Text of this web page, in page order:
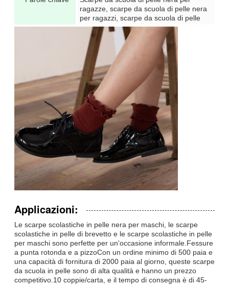
ragazze, scarpe da scuola di pelle nera
per ragazzi, scarpe da scuola di pelle
Applicazioni:
Le scarpe scolastiche in pelle nera per maschi, le scarpe
scolastiche in pelle di brevetto e le scarpe scolastiche in pelle
per maschi sono perfette per un'occasione informale.Fessure
a punta rotonda e a pizzoCon un ordine minimo di 500 paia e
una capacità di fornitura di 2000 paia al giorno, queste scarpe
da scuola in pelle sono di alta qualità e hanno un prezzo
competitivo.10 coppie/carta, e il tempo di consegna è di 45-